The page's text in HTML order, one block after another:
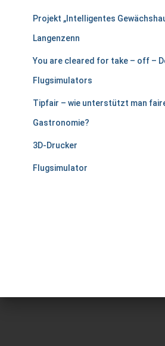
Projekt „Intelligentes
Langenzenn
You are cleared for take – off –
Flugsimulators
Tipfair – wie unterstützt man
Gastronomie?
3D-Drucker
Flugsimulator